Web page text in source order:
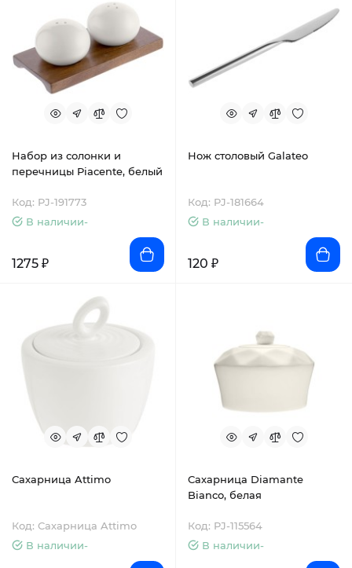
Набор из солонки и
перечницы Piacente, белый
Код: PJ-191773
В наличии-
1275 ₽
Нож столовый Galateo
Код: PJ-181664
В наличии-
120 ₽
Сахарница Attimo
Код: Сахарница Attimo
В наличии-
Сахарница Diamante
Bianco, белая
Код: PJ-115564
В наличии-